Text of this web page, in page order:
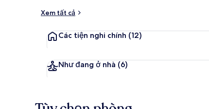
Xem tất cả
Các tiện nghi chính (12)
Như đang ở nhà (6)